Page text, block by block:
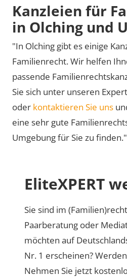
Kanzleien für
in Olching und
"In Olching gibt es einige
Familienrecht. Wir helfen
passende
Sie sich unter unseren
oder kontaktieren Sie uns
eine sehr gute
Umgebung für Sie zu finden."
EliteXPERT
Sie sind im
Paarberatung oder
möchten auf
Nr. 1 erscheinen? Werden
Nehmen Sie jetzt